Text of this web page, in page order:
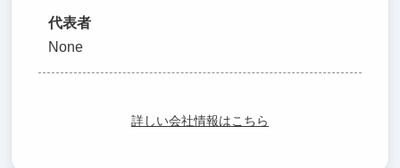
代表者
None
詳しい会社情報はこちら